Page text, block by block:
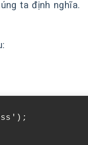
ta định nghĩa.
);